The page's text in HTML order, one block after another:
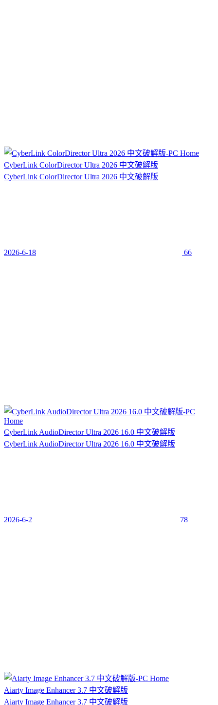
CyberLink ColorDirector Ultra 2026 中文破解版
CyberLink ColorDirector Ultra 2026 中文破解版
2026-6-18 66
CyberLink AudioDirector Ultra 2026 16.0 中文破解版
CyberLink AudioDirector Ultra 2026 16.0 中文破解版
2026-6-2 78
Aiarty Image Enhancer 3.7 中文破解版
Aiarty Image Enhancer 3.7 中文破解版